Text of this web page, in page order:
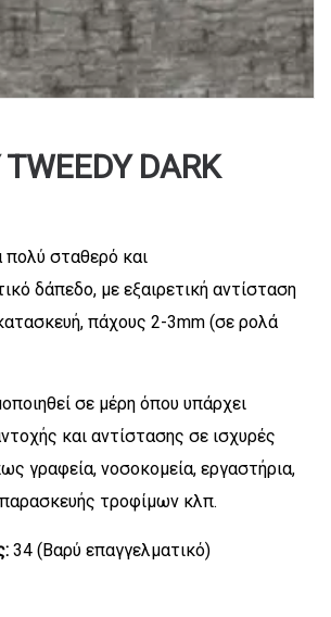
DARK
πολύ σταθερό και
δάπεδο, με εξαιρετική αντίσταση
πάχους 2-3mm (σε ρολά
σε μέρη όπου υπάρχει
και αντίστασης σε ισχυρές
γραφεία, νοσοκομεία, εργαστήρια,
τροφίμων κλπ.
34 (Βαρύ επαγγελματικό)